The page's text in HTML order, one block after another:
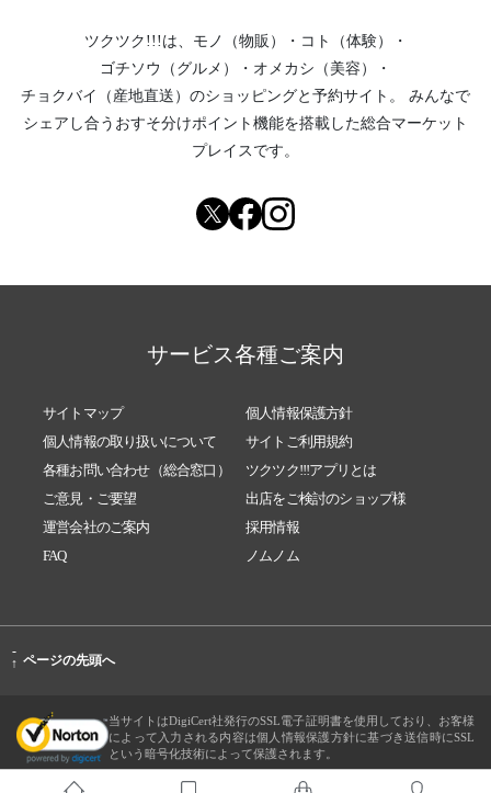
ツクツク!!!は、 モノ（物販） ・ コト（体験）
・
ゴチソウ（グルメ）
・ オメカシ（美容）
・
チョクバイ（産地直送） のショッピングと予約サイト。
みんなで
シェアし合う おすそ分けポイント機能を搭載した総合マーケット
プレイスです。
サービス各種ご案内
サイトマップ
個人情報保護方針
個人情報の取り扱いについて
サイトご利用規約
各種お問い合わせ（総合窓口）
ツクツク!!!アプリとは
ご意見・ご要望
出店をご検討のショップ様
運営会社のご案内
採用情報
FAQ
ノムノム
-
↑ ページの先頭へ
当サイトはDigiCert社発行のSSL電子証明書を使用しており、お客様
によって入力される内容は個人情報保護方針に基づき送信時にSSL
という暗号化技術によって保護されます。